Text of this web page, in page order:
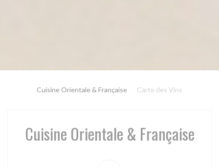
Cuisine Orientale & Française Carte des Vins
Cuisine Orientale & Française